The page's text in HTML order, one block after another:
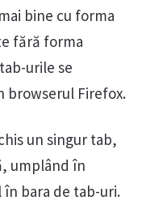
bine cu forma
fără forma
urile se
browserul Firefox.
un singur tab,
umplând în
bara de tab-uri.